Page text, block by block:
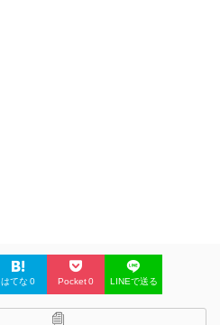
はてな 0 Pocket0 LINEで送る